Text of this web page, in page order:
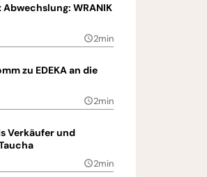
WRANIK
query_builder2min
zu EDEKA an die
query_builder2min
Verkäufer und
query_builder2min